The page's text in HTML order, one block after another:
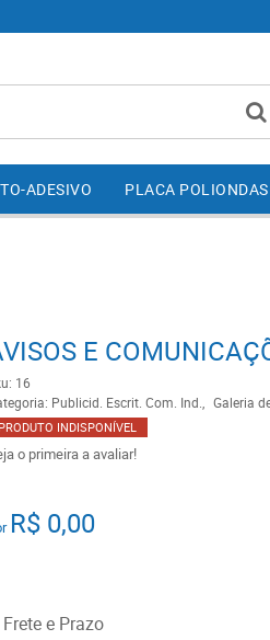
ADESIVO PLACA POLIONDAS
E
16
Publicid. Escrit. Com. Ind. Galeria
PRODUTO INDISPONÍVEL
o primeira a avaliar!
R$ 0,00
Frete e Prazo